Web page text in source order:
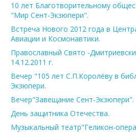
10 лет Благотворительному
"Мир Сент-Экзюпери".
Встреча Нового 2012 года в
Авиации и Космонавтики.
Православный Свято -
14.12.2011 г.
Вечер "105 лет С.П.Королёву в
Экзюпери.
Вечер"Завещание Сент-Экзюпери".
День защитника Отечества.
Музыкальный театр"Геликон-